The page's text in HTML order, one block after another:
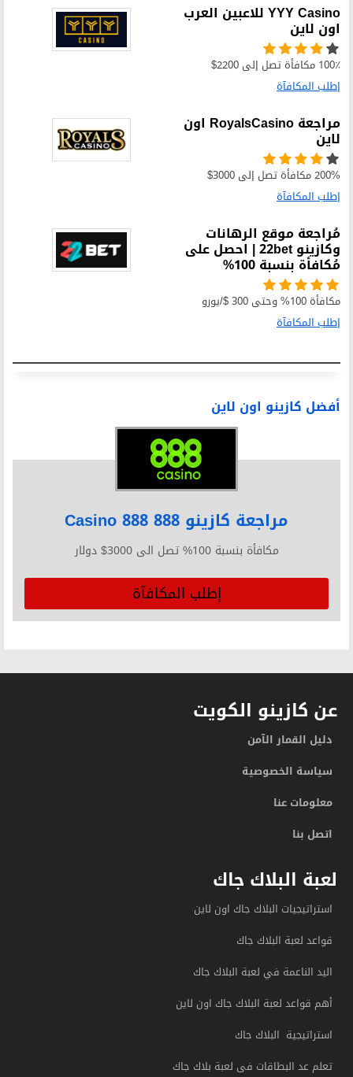
YYY Casino للاعبين العرب
اون لاين
100٪ مكافأة تصل إلى 2200$
إطلب المكافآة
مراجعة RoyalsCasino اون
لاين
200% مكافأة تصل إلى 3000$
إطلب المكافآة
مُراجعة موقع الرهانات
وكازينو 22bet | احصل على
مُكافأة بنسبة 100%
مكافأة 100% وحتى 300 $/يورو
إطلب المكافآة
أفضل كازينو اون لاين
مراجعة كازينو 888 888 Casino
مكافأة بنسبة 100% تصل الى 3000$ دولار
إطلب المكافآة
عن كازينو الكويت
دليل القمار الآمن
سياسة الخصوصية
معلومات عنا
اتصل بنا
لعبة البلاك جاك
استراتيجيات البلاك جاك اون لاين
قواعد لعبة البلاك جاك
اليد الناعمة في لعبة البلاك جاك
أهم قواعد لعبة البلاك جاك اون لاين
استراتيجية البلاك جاك
تعلم عد البطاقات فى لعبة بلاك جاك